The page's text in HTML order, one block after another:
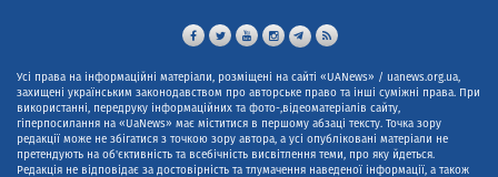
Усі права на інформаційні матеріали, розміщені на сайті «UANews» / uanews.org.ua,
захищені українським законодавством про авторське право та інші суміжні права. При
використанні, передруку інформаційних та фото-,відеоматеріалів сайту,
гіперпосилання на «UaNews» має міститися в першому абзаці тексту. Точка зору
редакції може не збігатися з точкою зору автора, а усі опубліковані матеріали не
претендують на об'єктивність та всебічність висвітлення теми, про яку йдеться.
Редакція не відповідає за достовірність та тлумачення наведеної інформації, а також